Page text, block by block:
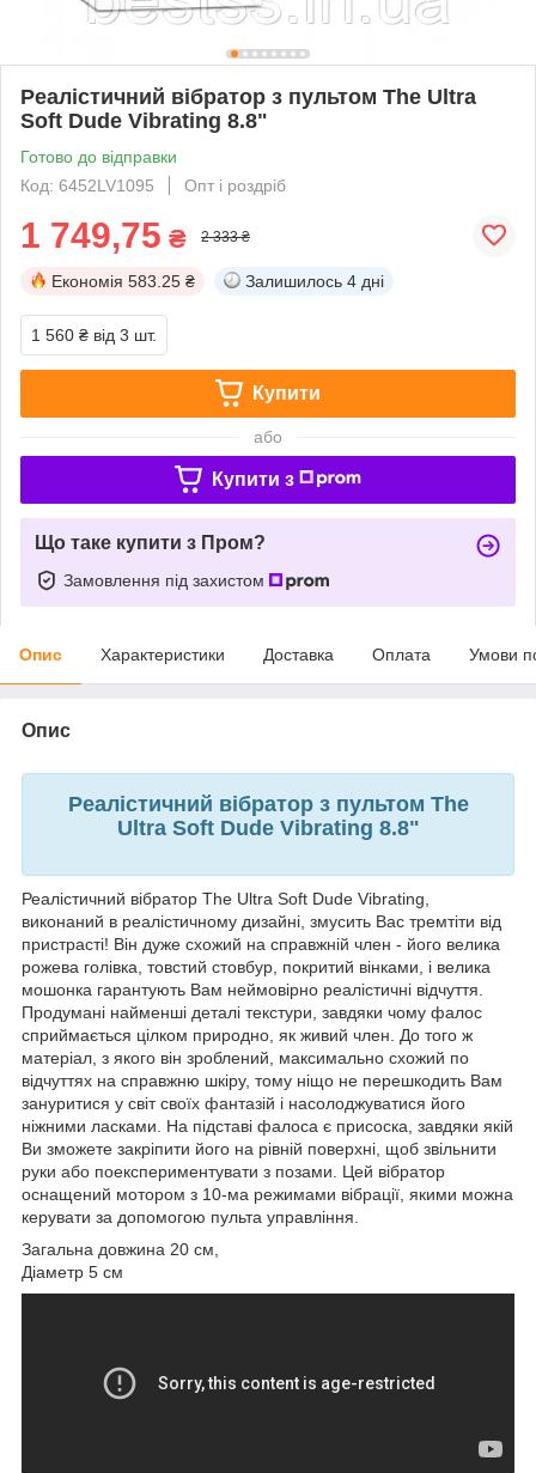
Реалістичний вібратор з пультом The Ultra
Soft Dude Vibrating 8.8"
Готово до відправки
Код: 6452LV1095
Опт і роздріб
1 749,75 ₴ 2 333 ₴
Економія 583.25 ₴ Залишилось 4 дні
1 560 ₴ від 3 шт.
Купити
або
Купити з
Що таке купити з Пром?
Замовлення під захистом
Опис Характеристики Доставка Оплата Умови
Опис
Реалістичний вібратор з пультом The
Ultra Soft Dude Vibrating 8.8"
Реалістичний вібратор The Ultra Soft Dude Vibrating,
виконаний в реалістичному дизайні, змусить Вас тремтіти від
пристрасті! Він дуже схожий на справжній член - його велика
рожева голівка, товстий стовбур, покритий вінками, і велика
мошонка гарантують Вам неймовірно реалістичні відчуття.
Продумані найменші деталі текстури, завдяки чому фалос
сприймається цілком природно, як живий член. До того ж
матеріал, з якого він зроблений, максимально схожий по
відчуттях на справжню шкіру, тому ніщо не перешкодить Вам
зануритися у світ своїх фантазій і насолоджуватися його
ніжними ласками. На підставі фалоса є присоска, завдяки якій
Ви зможете закріпити його на рівній поверхні, щоб звільнити
руки або поекспериментувати з позами. Цей вібратор
оснащений мотором з 10-ма режимами вібрації, якими можна
керувати за допомогою пульта управління.
Загальна довжина 20 см,
Діаметр 5 см